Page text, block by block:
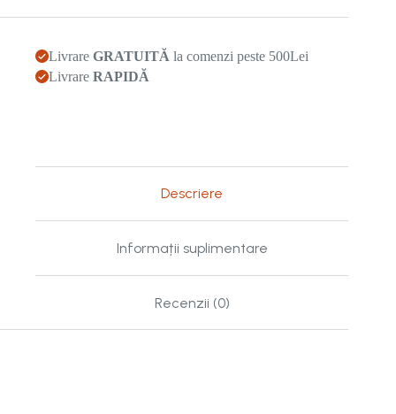
Livrare GRATUITĂ la comenzi peste 500Lei
Livrare RAPIDĂ
Descriere
Informații suplimentare
Recenzii (0)